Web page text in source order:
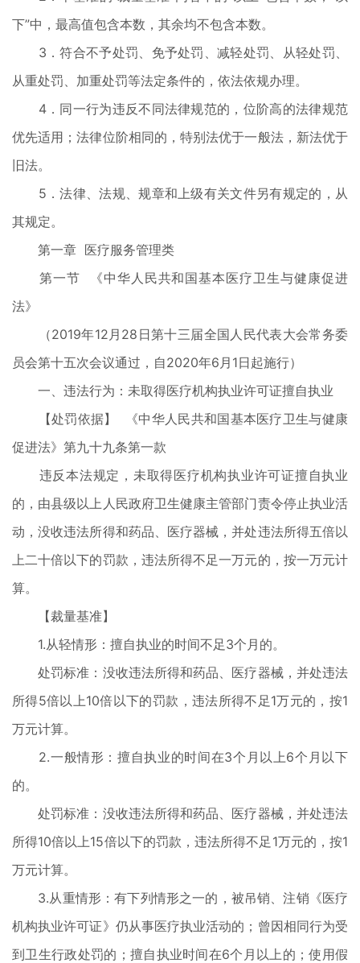
下”中，最高值包含本数，其余均不包含本数。
3．符合不予处罚、免予处罚、减轻处罚、从轻处罚、
从重处罚、加重处罚等法定条件的，依法依规办理。
4．同一行为违反不同法律规范的，位阶高的法律规范
优先适用；法律位阶相同的，特别法优于一般法，新法优于
旧法。
5．法律、法规、规章和上级有关文件另有规定的，从
其规定。
第一章 医疗服务管理类
第一节 《中华人民共和国基本医疗卫生与健康促进
法》
（2019年12月28日第十三届全国人民代表大会常务委
员会第十五次会议通过，自2020年6月1日起施行）
一、违法行为：未取得医疗机构执业许可证擅自执业
【处罚依据】 《中华人民共和国基本医疗卫生与健康
促进法》第九十九条第一款
违反本法规定，未取得医疗机构执业许可证擅自执业
的，由县级以上人民政府卫生健康主管部门责令停止执业活
动，没收违法所得和药品、医疗器械，并处违法所得五倍以
上二十倍以下的罚款，违法所得不足一万元的，按一万元计
算。
【裁量基准】
1.从轻情形：擅自执业的时间不足3个月的。
处罚标准：没收违法所得和药品、医疗器械，并处违法
所得5倍以上10倍以下的罚款，违法所得不足1万元的，按1
万元计算。
2.一般情形：擅自执业的时间在3个月以上6个月以下
的。
处罚标准：没收违法所得和药品、医疗器械，并处违法
所得10倍以上15倍以下的罚款，违法所得不足1万元的，按1
万元计算。
3.从重情形：有下列情形之一的，被吊销、注销《医疗
机构执业许可证》仍从事医疗执业活动的；曾因相同行为受
到卫生行政处罚的；擅自执业时间在6个月以上的；使用假